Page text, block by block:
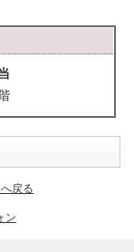
戻る
ン